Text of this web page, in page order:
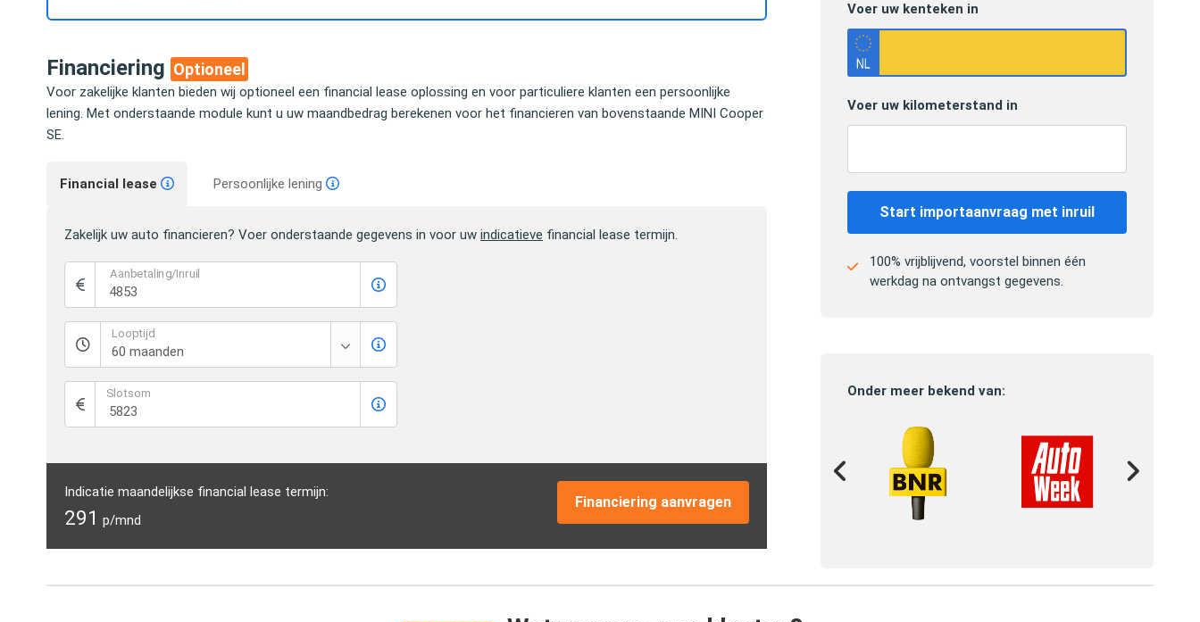
Financiering Optioneel
Voor zakelijke klanten bieden wij optioneel een financial lease oplossing en voor particuliere klanten een persoonlijke
lening. Met onderstaande module kunt u uw maandbedrag berekenen voor het financieren van bovenstaande MINI Cooper
SE.
Financial lease Persoonlijke lening
Zakelijk uw auto financieren? Voer onderstaande gegevens in voor uw indicatieve financial lease termijn.
Aanbetaling/Inruil
Looptijd
Slotsom
Indicatie maandelijkse financial lease termijn:
291 p/mnd
Financiering aanvragen
Voer uw kenteken in
Voer uw kilometerstand in
Start importaanvraag met inruil
100% vrijblijvend, voorstel binnen één
werkdag na ontvangst gegevens.
Onder meer bekend van: